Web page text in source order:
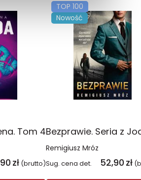
Tom 4
zł (brutto)
TOP 100
Nowość
Remigiusz Mróz
Sug. cena det. 52,90 zł